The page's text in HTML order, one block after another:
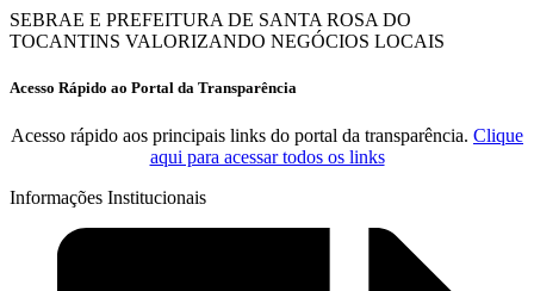
SEBRAE E PREFEITURA DE SANTA ROSA DO
TOCANTINS VALORIZANDO NEGÓCIOS LOCAIS
Acesso Rápido ao Portal da Transparência
Acesso rápido aos principais links do portal da transparência. Clique
aqui para acessar todos os links
Informações Institucionais